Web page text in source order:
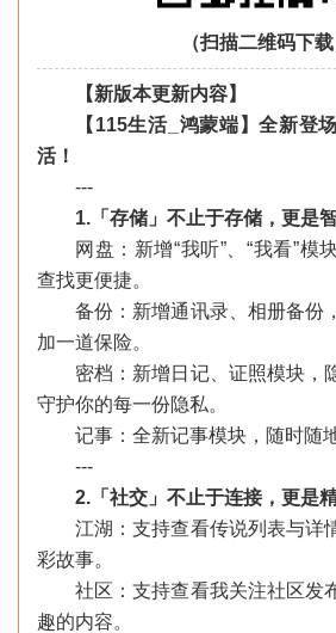
（扫描二维码下载
【新版本更新内容】
【115生活_鸿蒙端】全新登
活！
---
1.「存储」不止于存储，更是
网盘：新增“我听”、“我看”模
查找更便捷。
备份：新增通讯录、相册备份
加一道保险。
密档：新增日记、证照模块，
守护你的每一份隐私。
记事：全新记事模块，随时随
---
2.「社交」不止于连接，更是
江湖：支持查看传说列表与详
彩故事。
社区：支持查看我关注社区发
趣的内容。